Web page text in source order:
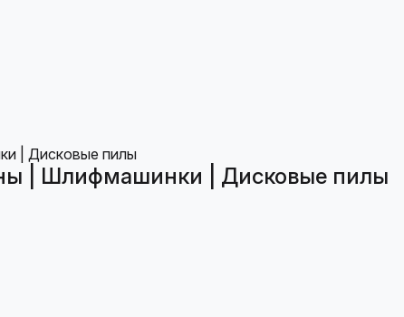
| Шлифмашинки | Дисковые пилы